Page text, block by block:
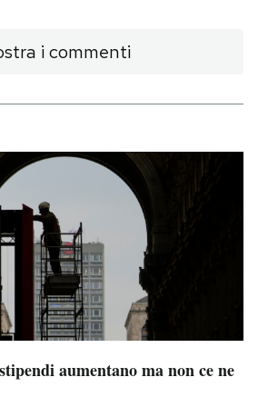
i commenti
aumentano ma non ce ne